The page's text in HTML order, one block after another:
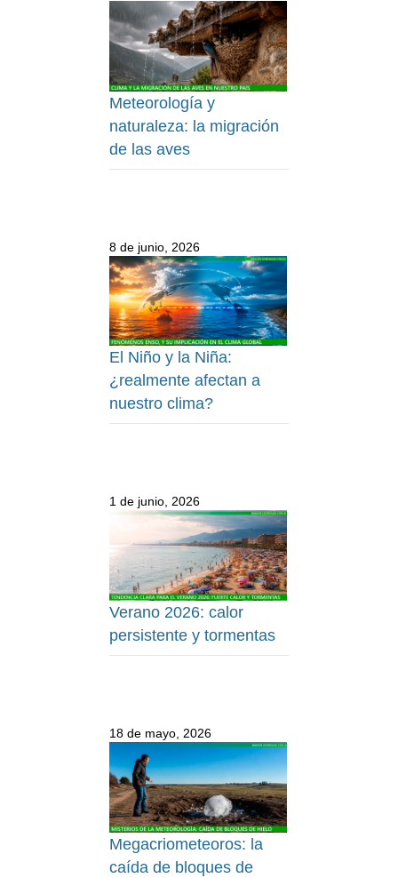
Meteorología y
naturaleza: la migración
de las aves
8 de junio, 2026
El Niño y la Niña:
¿realmente afectan a
nuestro clima?
1 de junio, 2026
Verano 2026: calor
persistente y tormentas
18 de mayo, 2026
Megacriometeoros: la
caída de bloques de